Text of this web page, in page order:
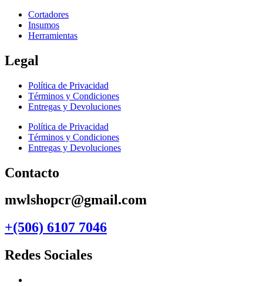
Cortadores
Insumos
Herramientas
Legal
Política de Privacidad
Términos y Condiciones
Entregas y Devoluciones
Política de Privacidad
Términos y Condiciones
Entregas y Devoluciones
Contacto
mwlshopcr@gmail.com
+(506) 6107 7046
Redes Sociales